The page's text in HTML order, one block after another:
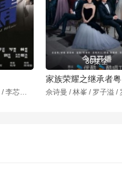
谢安琪 / 陈静 / 贾晓晨 / 李芯駖 / 岑珈其 / 陈秀珠 / 余安安 / 关智斌 / 叶璇 / 刘浩龙 / 郑融 / 陆骏光 / 陈妃颐 / 颜柏霖
30集全
家族荣耀之继承者粤